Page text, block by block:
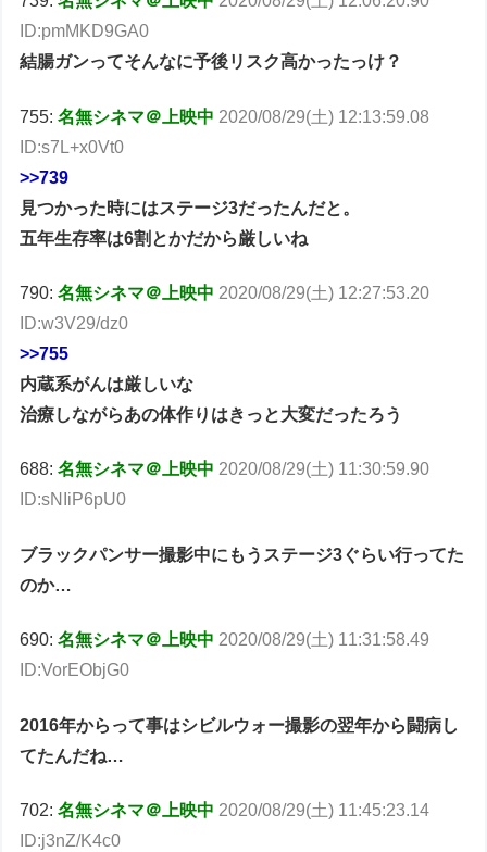
ID:pmMKD9GA0
結腸ガンってそんなに予後リスク高かったっけ？
755:名無シネマ＠上映中 2020/08/29(土) 12:13:59.08
ID:s7L+x0Vt0
>>739
見つかった時にはステージ3だったんだと。
五年生存率は6割とかだから厳しいね
790:名無シネマ＠上映中 2020/08/29(土) 12:27:53.20
ID:w3V29/dz0
>>755
内蔵系がんは厳しいな
治療しながらあの体作りはきっと大変だったろう
688:名無シネマ＠上映中 2020/08/29(土) 11:30:59.90
ID:sNIiP6pU0
ブラックパンサー撮影中にもうステージ3ぐらい行ってた
のか…
690:名無シネマ＠上映中 2020/08/29(土) 11:31:58.49
ID:VorEObjG0
2016年からって事はシビルウォー撮影の翌年から闘病し
てたんだね…
702:名無シネマ＠上映中 2020/08/29(土) 11:45:23.14
ID:j3nZ/K4c0